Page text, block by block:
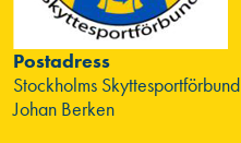
Postadress
Stockholms Skyttesportförbund
Johan Berken